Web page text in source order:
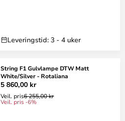
Leveringstid: 3 - 4 uker
String F1 Gulvlampe DTW Matt
White/Silver - Rotaliana
5 860,00 kr
Veil. pris6 255,00 kr
Veil. pris -6%